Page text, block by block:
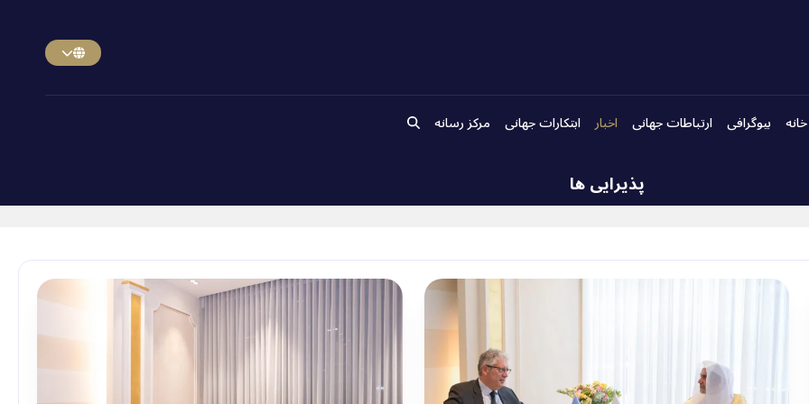
خانه بیوگرافی ارتباطات جهانی اخبار ابتکارات جهانی مرکز رسانه
پذیرایی ها